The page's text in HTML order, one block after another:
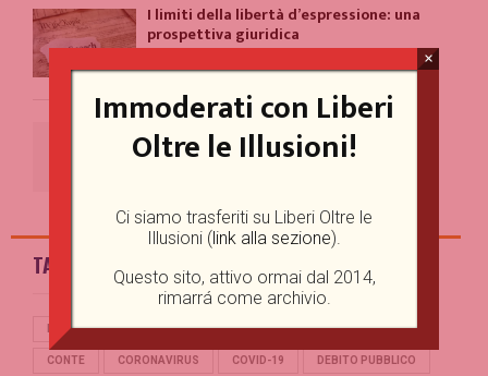
I limiti della libertà d’espressione: una
prospettiva giuridica
A Roma c’è un evidente problema con la
comunicazione
TAG
BERLUSCONI BREXIT CASINO ONLINE GAME CINA
CONTE CORONAVIRUS COVID-19 DEBITO PUBBLICO
Immoderati con Liberi
Oltre le Illusioni!
Ci siamo trasferiti su Liberi Oltre le
Illusioni (link alla sezione).
Questo sito, attivo ormai dal 2014,
rimarrá come archivio.
×